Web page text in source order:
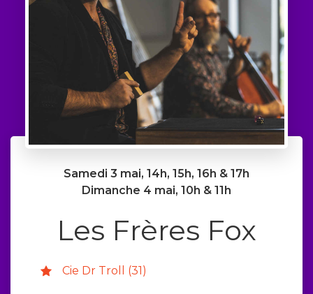
Samedi 3 mai, 14h, 15h, 16h & 17h
Dimanche 4 mai, 10h & 11h
Les Frères Fox
Cie Dr Troll (31)